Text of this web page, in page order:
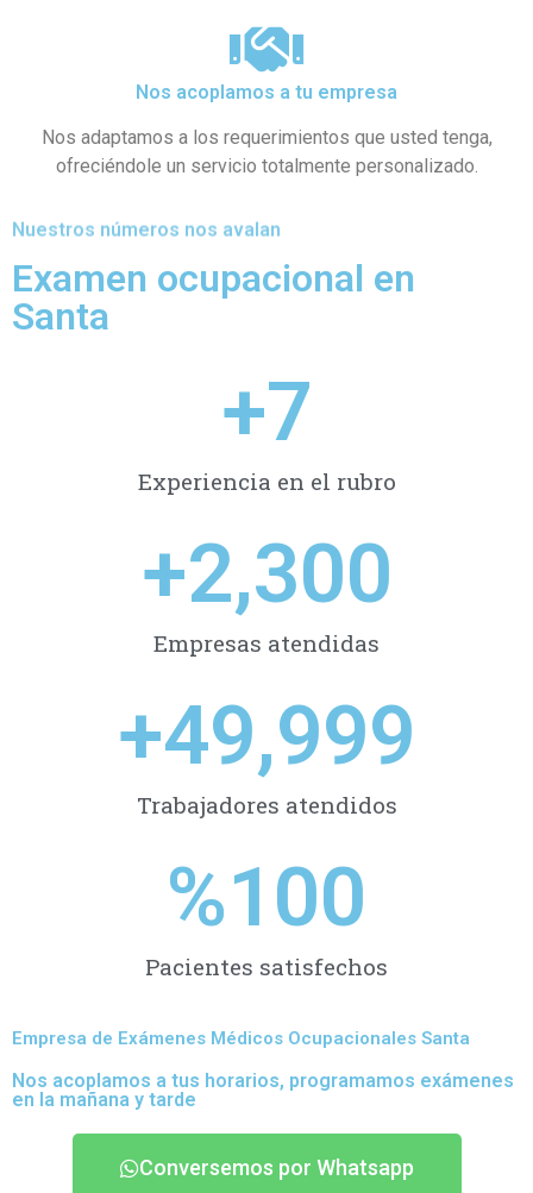
Nos acoplamos a tu empresa
Nos adaptamos a los requerimientos que usted tenga,
ofreciéndole un servicio totalmente personalizado.
Nuestros números nos avalan
Examen ocupacional en
Santa
Experiencia en el rubro
+7
Empresas atendidas
+2,300
Trabajadores atendidos
+49,999
Pacientes satisfechos
%100
Empresa de Exámenes Médicos Ocupacionales Santa
Nos acoplamos a tus horarios, programamos exámenes
en la mañana y tarde
Conversemos por Whatsapp